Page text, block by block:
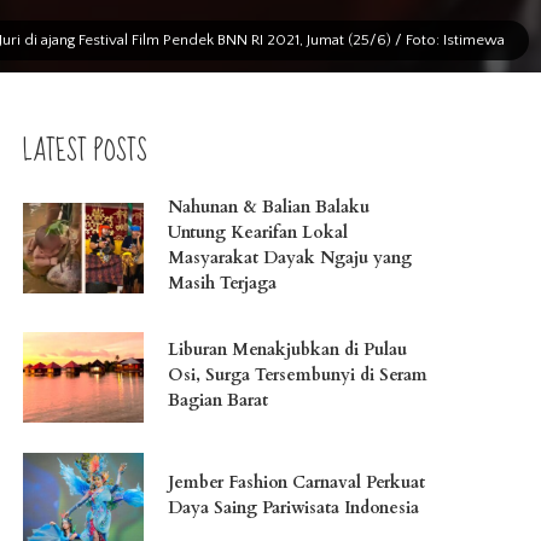
di ajang Festival Film Pendek BNN RI 2021, Jumat (25/6) / Foto: Istimewa
LATEST POSTS
Nahunan & Balian Balaku
Untung Kearifan Lokal
Masyarakat Dayak Ngaju yang
Masih Terjaga
Liburan Menakjubkan di Pulau
Osi, Surga Tersembunyi di Seram
Bagian Barat
Jember Fashion Carnaval Perkuat
Daya Saing Pariwisata Indonesia